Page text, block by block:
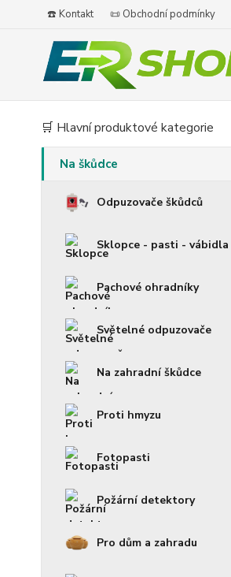
☎️ Kontakt 📜 Obchodní podmínky
🛒 Hlavní produktové kategorie
Na škůdce
Odpuzovače škůdců
Sklopce - pasti - vábidla
Pachové ohradníky
Světelné odpuzovače
Na zahradní škůdce
Proti hmyzu
Fotopasti
Požární detektory
Pro dům a zahradu